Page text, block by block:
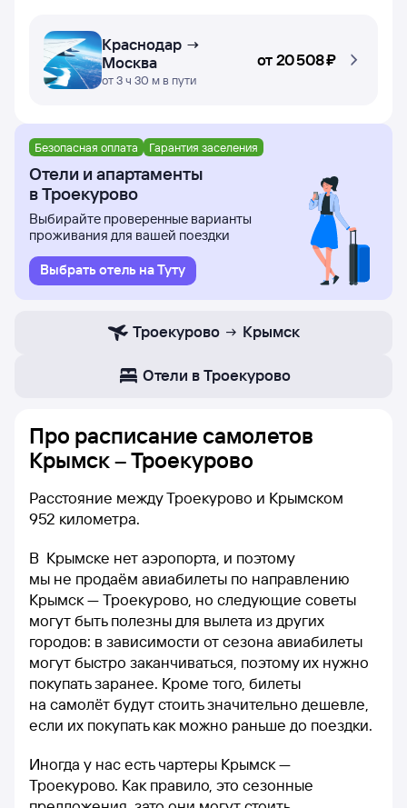
Краснодар →
Москва
от 3 ч 30 м в пути
от20 ⁠508 ⁠₽
Безопасная оплата Гарантия заселения
Отели и апартаменты
в Троекурово
Выбирайте проверенные варианты
проживания для вашей поездки
Выбрать отель на Туту
Троекурово Крымск
Отели в Троекурово
Про расписание самолетов
Крымск – Троекурово
Расстояние между Троекурово и Крымском
952 километра.
В Крымске нет аэропорта, и поэтому
мы не продаём авиабилеты по направлению
Крымск — Троекурово, но следующие советы
могут быть полезны для вылета из других
городов: в зависимости от сезона авиабилеты
могут быстро заканчиваться, поэтому их нужно
покупать заранее. Кроме того, билеты
на самолёт будут стоить значительно дешевле,
если их покупать как можно раньше до поездки.
Иногда у нас есть чартеры Крымск —
Троекурово. Как правило, это сезонные